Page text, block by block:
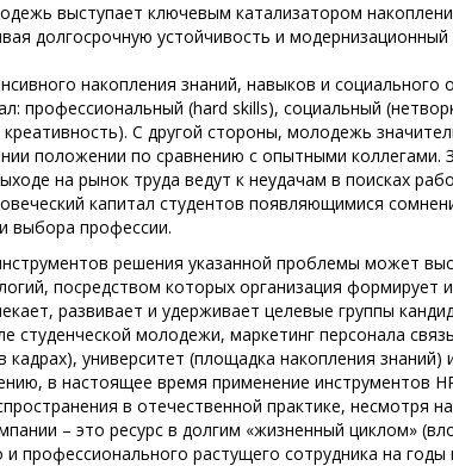
выступает ключевым катализатором
долгосрочную устойчивость и модернизационный
накопления знаний, навыков и социального
профессиональный (hard skills), социальный
С другой стороны, молодежь
положении по сравнению с опытными коллегами.
на рынок труда ведут к неудачам в поисках
капитал студентов появляющимися
выбора профессии.
решения указанной проблемы может
посредством которых организация формирует
развивает и удерживает целевые группы
студенческой молодежи, маркетинг персонала
университет (площадка накопления знаний)
в настоящее время применение инструментов
в отечественной практике, несмотря
– это ресурс в долгим «жизненный циклом»
профессионального растущего сотрудника на годы